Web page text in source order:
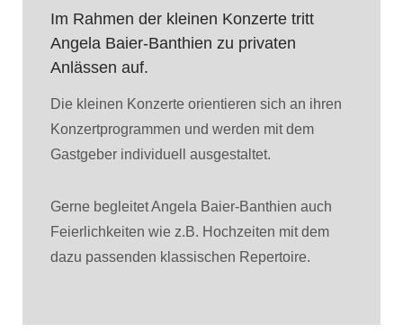
Im Rahmen der kleinen Konzerte tritt
Angela Baier-Banthien zu privaten
Anlässen auf.
Die kleinen Konzerte orientieren sich an ihren
Konzertprogrammen und werden mit dem
Gastgeber individuell ausgestaltet.
Gerne begleitet Angela Baier-Banthien auch
Feierlichkeiten wie z.B. Hochzeiten mit dem
dazu passenden klassischen Repertoire.